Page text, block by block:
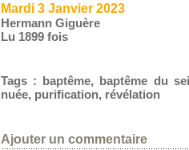
Mardi 3 Janvier 2023
Hermann Giguère
Lu 1899 fois
Tags : baptême, baptême du
nuée, purification, révélation
Ajouter un commentaire